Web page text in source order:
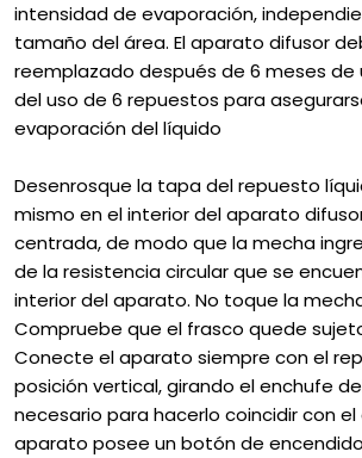
intensidad de evaporación,
tamaño del área. El aparato difusor
reemplazado después de 6 meses de
del uso de 6 repuestos para
evaporación del líquido
Desenrosque la tapa del repuesto
mismo en el interior del aparato
centrada, de modo que la mecha
de la resistencia circular que se
interior del aparato. No toque la
Compruebe que el frasco quede
Conecte el aparato siempre con el
posición vertical, girando el enchufe
necesario para hacerlo coincidir con el
aparato posee un botón de